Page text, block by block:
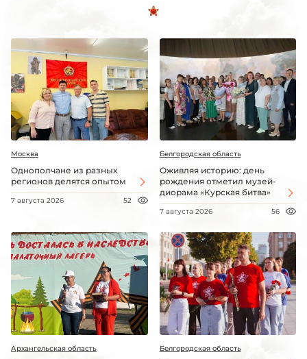
Москва
Однополчане из разных
регионов делятся опытом
7 августа 2026 52
Белгородская область
Оживляя историю: день
рождения отметил музей-
диорама «Курская битва»
7 августа 2026 56
Архангельская область Белгородская область